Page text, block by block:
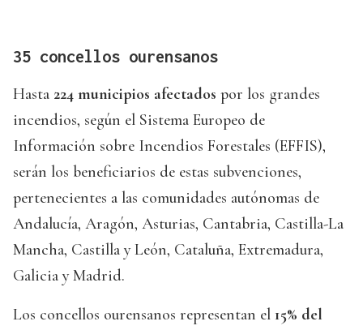
35 concellos ourensanos
Hasta 224 municipios afectados por los grandes
incendios, según el Sistema Europeo de
Información sobre Incendios Forestales (EFFIS),
serán los beneficiarios de estas subvenciones,
pertenecientes a las comunidades autónomas de
Andalucía, Aragón, Asturias, Cantabria, Castilla-La
Mancha, Castilla y León, Cataluña, Extremadura,
Galicia y Madrid.
Los concellos ourensanos representan el 15% del